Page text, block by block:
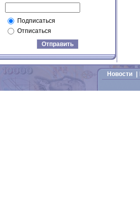
Подписаться
Отписаться
Отправить
Новости